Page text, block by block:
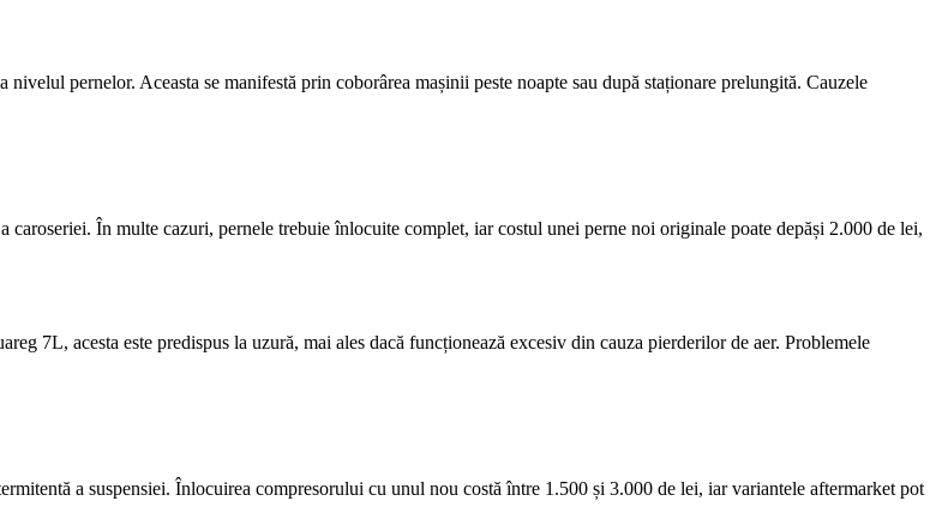
pernelor. Aceasta se manifestă prin coborârea mașinii peste noapte sau după staționare prelungită. Cauzele
În multe cazuri, pernele trebuie înlocuite complet, iar costul unei perne noi originale poate depăși 2.000 de lei,
7L, acesta este predispus la uzură, mai ales dacă funcționează excesiv din cauza pierderilor de aer. Problemele
a suspensiei. Înlocuirea compresorului cu unul nou costă între 1.500 și 3.000 de lei, iar variantele aftermarket pot